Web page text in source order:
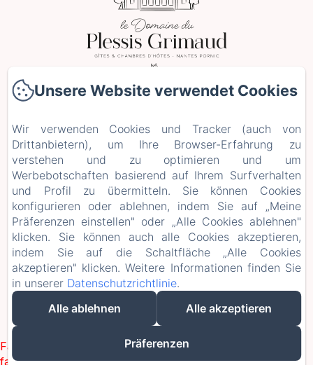
2 Le Plessis Grimaud, Saint-Viaud
leplessisgrimaud@gmail.com
Startseite
Zimmer
Aufenthalte und Workshops
+ weitere Infos
Rechtliche Informationen
EN
FR ES DE
Failed to load BookingEngine/index: Loading chunk 1322
failed. (missing:
Unsere Website verwendet Cookies
Wir verwenden Cookies und Tracker (auch von
Drittanbietern), um Ihre Browser-Erfahrung zu
verstehen und zu optimieren und um
Werbebotschaften basierend auf Ihrem Surfverhalten
und Profil zu übermitteln. Sie können Cookies
konfigurieren oder ablehnen, indem Sie auf „Meine
Präferenzen einstellen" oder „Alle Cookies ablehnen"
klicken. Sie können auch alle Cookies akzeptieren,
indem Sie auf die Schaltfläche „Alle Cookies
akzeptieren" klicken. Weitere Informationen finden Sie
in unserer Datenschutzrichtlinie.
Alle ablehnen
Alle akzeptieren
Präferenzen